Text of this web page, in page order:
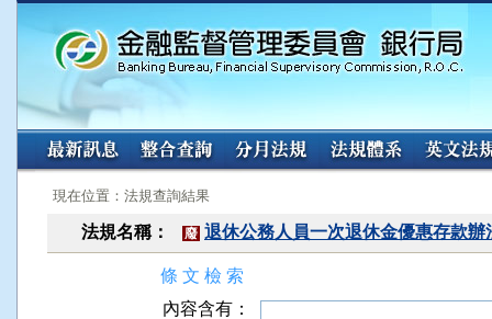
:::
現在位置：法規查詢結果
法規名稱： 廢 退休公務人員一次退休金優惠存款辦
條 文 檢 索
內容含有：